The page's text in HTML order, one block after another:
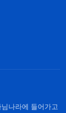
나라에 들어가고